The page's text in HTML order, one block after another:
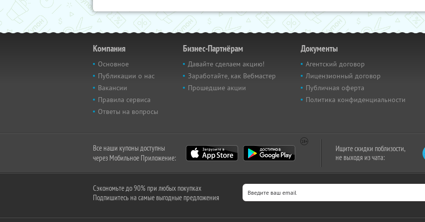
Компания
Основное
Публикации о нас
Вакансии
Правила сервиса
Ответы на вопросы
Бизнес-Партнёрам
Давайте сделаем акцию!
Заработайте, как Вебмастер
Прошедшие акции
Документы
Агентский договор
Лицензионный договор
Публичная оферта
Политика конфиденциальности
Все наши купоны доступны
через Мобильное Приложение:
Ищите скидки поблизости,
не выходя из чата:
Сэкономьте до 90% при любых покупках
Подпишитесь на самые выгодные предложения